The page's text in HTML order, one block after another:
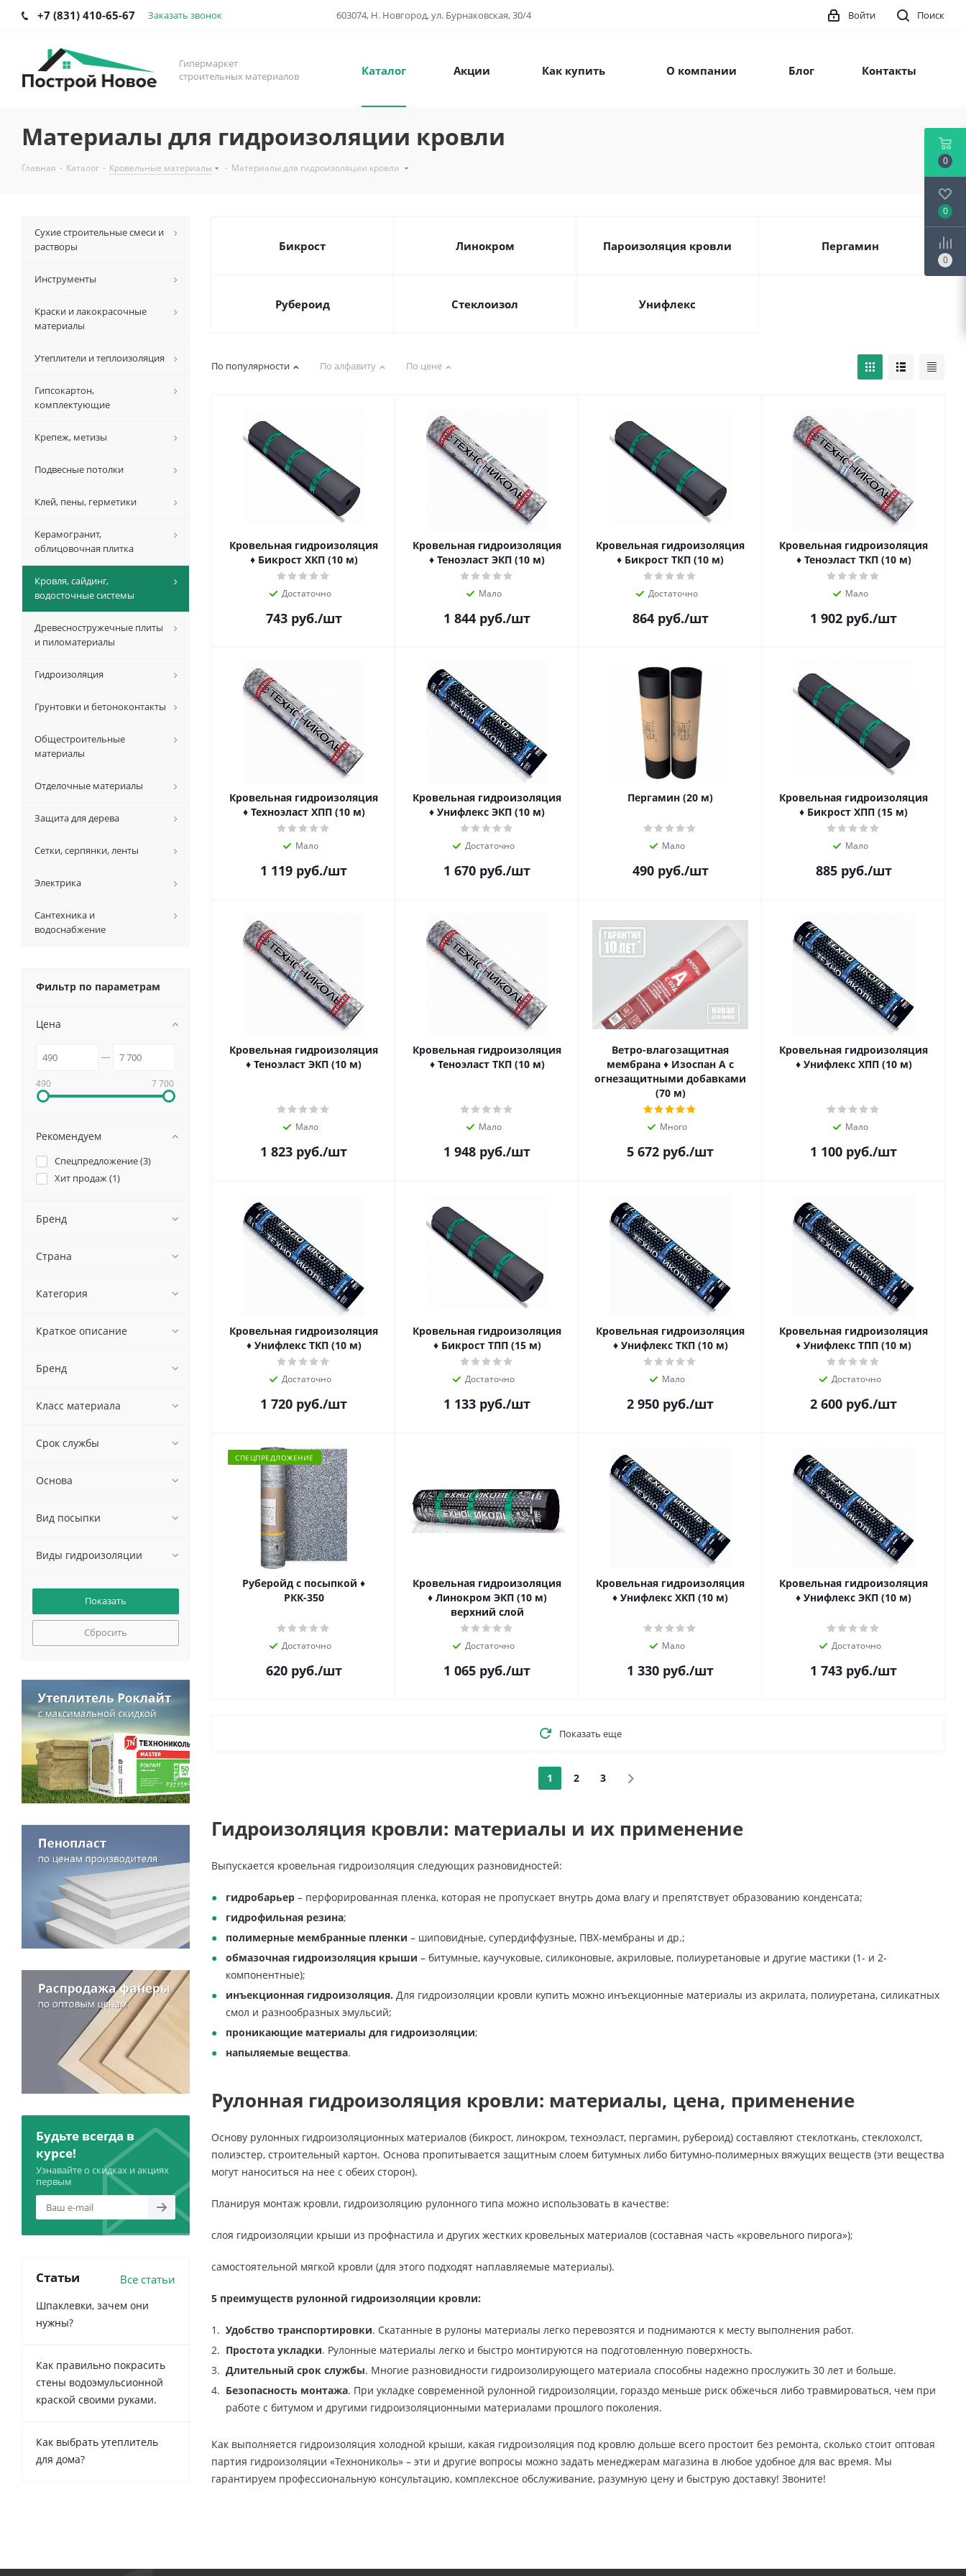
+7 (831) 410-65-67 Заказать звонок 603074, Н. Новгород, ул. Бурнаковская, 30/4 Поиск
Войти
Гипермаркет
строительных материалов
Каталог Акции Как купить О компании Блог Контакты
Материалы для гидроизоляции кровли
Главная - Каталог - Кровельные материалы - Материалы для гидроизоляции кровли
Бикрост Линокром Пароизоляция кровли Пергамин
Рубероид Стеклоизол Унифлекс
По популярности По алфавиту По цене
Кровельная гидроизоляция
♦ Бикрост ХКП (10 м)
Достаточно
743руб./шт
Кровельная гидроизоляция
♦ Теноэласт ЭКП (10 м)
Мало
1 844 руб./шт
Кровельная гидроизоляция
♦ Бикрост ТКП (10 м)
Достаточно
864руб./шт
Кровельная гидроизоляция
♦ Теноэласт ТКП (10 м)
Мало
1 902 руб./шт
Кровельная гидроизоляция
♦ Техноэласт ХПП (10 м)
Мало
1 119 руб./шт
Кровельная гидроизоляция
♦ Унифлекс ЭКП (10 м)
Достаточно
1 670 руб./шт
Пергамин (20 м)
Мало
490руб./шт
Кровельная гидроизоляция
♦ Бикрост ХПП (15 м)
Мало
885руб./шт
Кровельная гидроизоляция
♦ Теноэласт ЭКП (10 м)
Мало
1 823 руб./шт
Кровельная гидроизоляция
♦ Теноэласт ТКП (10 м)
Мало
1 948 руб./шт
Ветро-влагозащитная
мембрана ♦ Изоспан A с
огнезащитными добавками
(70 м)
Много
5 672 руб./шт
Кровельная гидроизоляция
♦ Унифлекс ХПП (10 м)
Мало
1 100 руб./шт
Кровельная гидроизоляция
♦ Унифлекс ТКП (10 м)
Достаточно
1 720 руб./шт
Кровельная гидроизоляция
♦ Бикрост ТПП (15 м)
Достаточно
1 133 руб./шт
Кровельная гидроизоляция
♦ Унифлекс ТКП (10 м)
Мало
2 950 руб./шт
Кровельная гидроизоляция
♦ Унифлекс ТПП (10 м)
Достаточно
2 600 руб./шт
СПЕЦПРЕДЛОЖЕНИЕ
Руберойд с посыпкой ♦
РКК-350
Достаточно
620руб./шт
Кровельная гидроизоляция
♦ Линокром ЭКП (10 м)
верхний слой
Достаточно
1 065 руб./шт
Кровельная гидроизоляция
♦ Унифлекс ХКП (10 м)
Мало
1 330 руб./шт
Кровельная гидроизоляция
♦ Унифлекс ЭКП (10 м)
Достаточно
1 743 руб./шт
Показать еще
1 2 3
Гидроизоляция кровли: материалы и их применение
Выпускается кровельная гидроизоляция следующих разновидностей:
гидробарьер – перфорированная пленка, которая не пропускает внутрь дома влагу и препятствует образованию конденсата;
гидрофильная резина;
полимерные мембранные пленки – шиповидные, супердиффузные, ПВХ-мембраны и др.;
обмазочная гидроизоляция крыши – битумные, каучуковые, силиконовые, акриловые, полиуретановые и другие мастики (1- и 2-
компонентные);
инъекционная гидроизоляция. Для гидроизоляции кровли купить можно инъекционные материалы из акрилата, полиуретана, силикатных
смол и разнообразных эмульсий;
проникающие материалы для гидроизоляции;
напыляемые вещества.
Рулонная гидроизоляция кровли: материалы, цена, применение
Основу рулонных гидроизоляционных материалов (бикрост, линокром, техноэласт, пергамин, рубероид) составляют стеклоткань, стеклохолст,
полиэстер, строительный картон. Основа пропитывается защитным слоем битумных либо битумно-полимерных вяжущих веществ (эти вещества
могут наноситься на нее с обеих сторон).
Планируя монтаж кровли, гидроизоляцию рулонного типа можно использовать в качестве:
слоя гидроизоляции крыши из профнастила и других жестких кровельных материалов (составная часть «кровельного пирога»);
самостоятельной мягкой кровли (для этого подходят наплавляемые материалы).
5 преимуществ рулонной гидроизоляции кровли:
Удобство транспортировки. Скатанные в рулоны материалы легко перевозятся и поднимаются к месту выполнения работ.
Простота укладки. Рулонные материалы легко и быстро монтируются на подготовленную поверхность.
Длительный срок службы. Многие разновидности гидроизолирующего материала способны надежно прослужить 30 лет и больше.
Безопасность монтажа. При укладке современной рулонной гидроизоляции, гораздо меньше риск обжечься либо травмироваться, чем при
работе с битумом и другими гидроизоляционными материалами прошлого поколения.
Как выполняется гидроизоляция холодной крыши, какая гидроизоляция под кровлю дольше всего простоит без ремонта, сколько стоит оптовая
партия гидроизоляции «Технониколь» – эти и другие вопросы можно задать менеджерам магазина в любое удобное для вас время. Мы
гарантируем профессиональную консультацию, комплексное обслуживание, разумную цену и быструю доставку! Звоните!
Сухие строительные смеси и
растворы
Инструменты
Краски и лакокрасочные
материалы
Утеплители и теплоизоляция
Гипсокартон,
комплектующие
Крепеж, метизы
Подвесные потолки
Клей, пены, герметики
Керамогранит,
облицовочная плитка
Кровля, сайдинг,
водосточные системы
Древесностружечные плиты
и пиломатериалы
Гидроизоляция
Грунтовки и бетоноконтакты
Общестроительные
материалы
Отделочные материалы
Защита для дерева
Сетки, серпянки, ленты
Электрика
Сантехника и
водоснабжение
Фильтр по параметрам
Цена
490 7 700
Рекомендуем
Спецпредложение (3)
Хит продаж (1)
Бренд
Страна
Категория
Краткое описание
Бренд
Класс материала
Срок службы
Основа
Вид посыпки
Виды гидроизоляции
Сбросить
Будьте всегда в
курсе!
Узнавайте о скидках и акциях
первым
Статьи Все статьи
Шпаклевки, зачем они
нужны?
Как правильно покрасить
стены водоэмульсионной
краской своими руками.
Как выбрать утеплитель
для дома?
0
0
0